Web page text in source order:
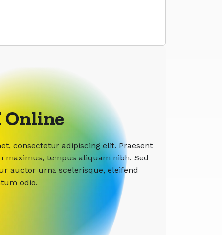
Online
consectetur adipiscing elit. Praesent
maximus, tempus aliquam nibh. Sed
auctor urna scelerisque, eleifend
odio.